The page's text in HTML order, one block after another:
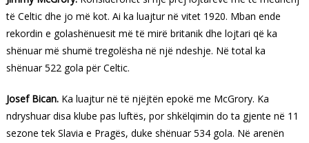
të Celtic dhe jo më kot. Ai ka luajtur në vitet 1920. Mban ende
rekordin e golashënuesit më të mirë britanik dhe lojtari që ka
shënuar më shumë tregolësha në një ndeshje. Në total ka
shënuar 522 gola për Celtic.
Josef Bican.Ka luajtur në të njëjtën epokë me McGrory. Ka
ndryshuar disa klube pas luftës, por shkëlqimin do ta gjente në 11
sezone tek Slavia e Pragës, duke shënuar 534 gola. Në arenën